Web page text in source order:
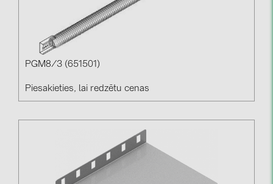
PGM8/3 (651501)
Piesakieties, lai redzētu cenas